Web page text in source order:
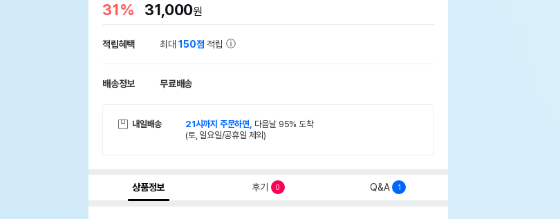
31% 31,000원
적립혜택 최대150점 적립
배송정보 무료배송
내일배송 21시까지 주문하면, 다음날 95% 도착
(토, 일요일/공휴일 제외)
상품정보 후기 0 Q&A 1